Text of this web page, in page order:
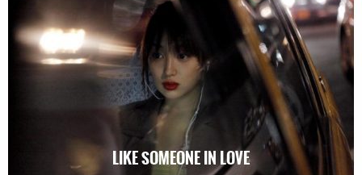
LIKE SOMEONE IN LOVE